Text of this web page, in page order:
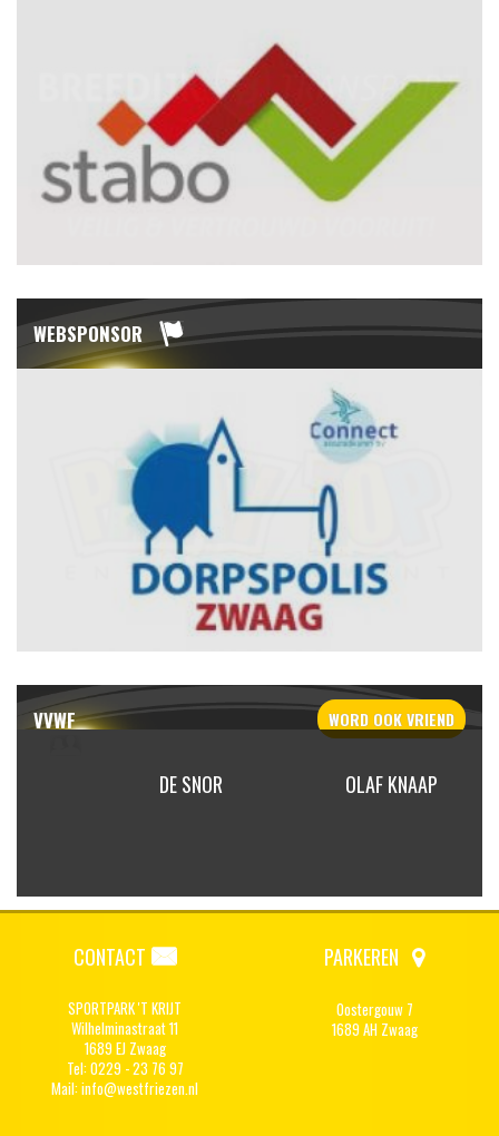
WEBSPONSOR
VVWF WORD OOKVRIEND
DE SNOR OLAF KNAAP
CONTACT
SPORTPARK 'T KRIJT
Wilhelminastraat 11
1689 EJ Zwaag
Tel: 0229 - 23 76 97
Mail:info@westfriezen.nl
PARKEREN
Oostergouw 7
1689 AH Zwaag